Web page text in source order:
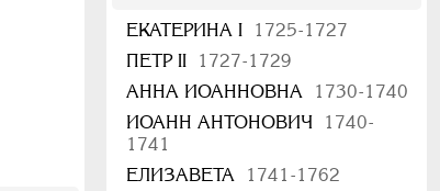
ЕКАТЕРИНА I
1725-1727
ПЕТР II
1727-1729
АННА ИОАННОВНА
1730-1740
ИОАНН АНТОНОВИЧ
1740-
1741
ЕЛИЗАВЕТА
1741-1762